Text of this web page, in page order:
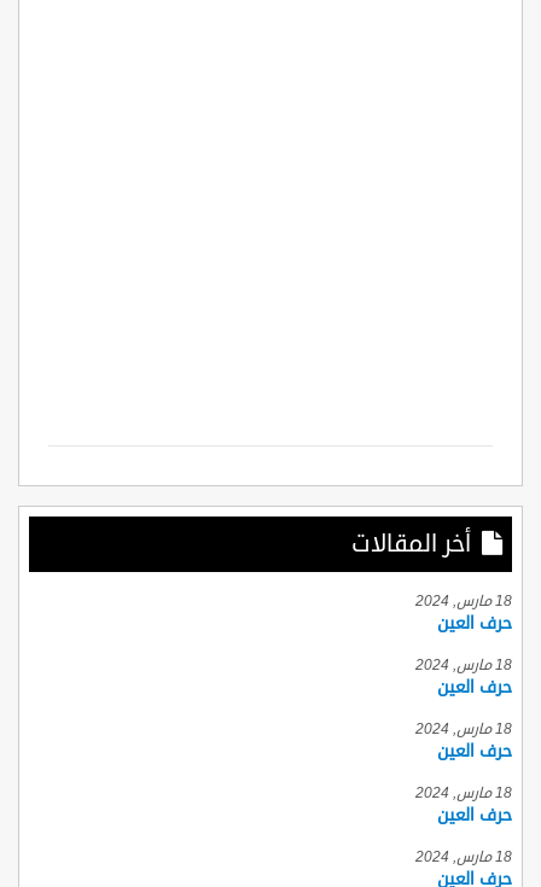
أخر المقالات
18 مارس, 2024
حرف العين
18 مارس, 2024
حرف العين
18 مارس, 2024
حرف العين
18 مارس, 2024
حرف العين
18 مارس, 2024
حرف العين